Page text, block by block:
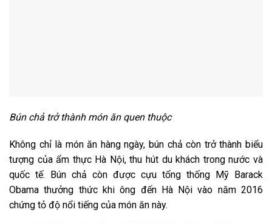
Bún chả trở thành món ăn quen thuộc
Không chỉ là món ăn hàng ngày, bún chả còn trở thành biểu
tượng của ẩm thực Hà Nội, thu hút du khách trong nước và
quốc tế. Bún chả còn được cựu tổng thống Mỹ Barack
Obama thưởng thức khi ông đến Hà Nội vào năm 2016
chứng tỏ độ nổi tiếng của món ăn này.